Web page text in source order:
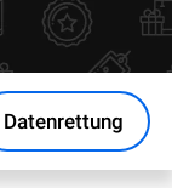
Datenrettung